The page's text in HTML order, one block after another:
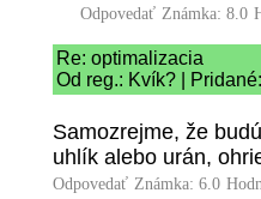
Odpovedať Známka: 8.0
Re: optimalizacia
Od reg.: Kvík? |
Samozrejme, že
uhlík alebo urán,
Odpovedať Známka: 6.0